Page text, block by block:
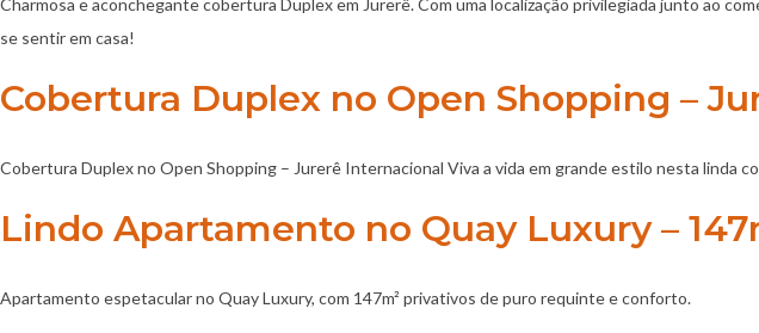
Charmosa e aconchegante cobertura Duplex em Jurerê. Com uma localização privilegiada junto ao
se sentir em casa!
Cobertura Duplex no Open Shopping –
Cobertura Duplex no Open Shopping – Jurerê Internacional Viva a vida em grande estilo nesta linda
Lindo Apartamento no Quay Luxury –
Apartamento espetacular no Quay Luxury, com 147m² privativos de puro requinte e conforto.